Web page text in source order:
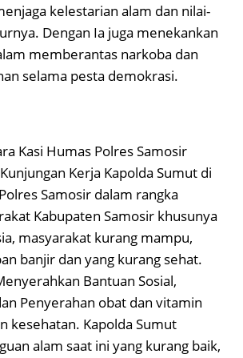
kelestarian alam dan nilai-
Dengan Ia juga menekankan
memberantas narkoba dan
selama pesta demokrasi.
Kasi Humas Polres Samosir
Kerja Kapolda Sumut di
Samosir dalam rangka
Kabupaten Samosir khusunya
masyarakat kurang mampu,
banjir dan yang kurang sehat.
Bantuan Sosial,
Penyerahan obat dan vitamin
kesehatan. Kapolda Sumut
alam saat ini yang kurang baik,